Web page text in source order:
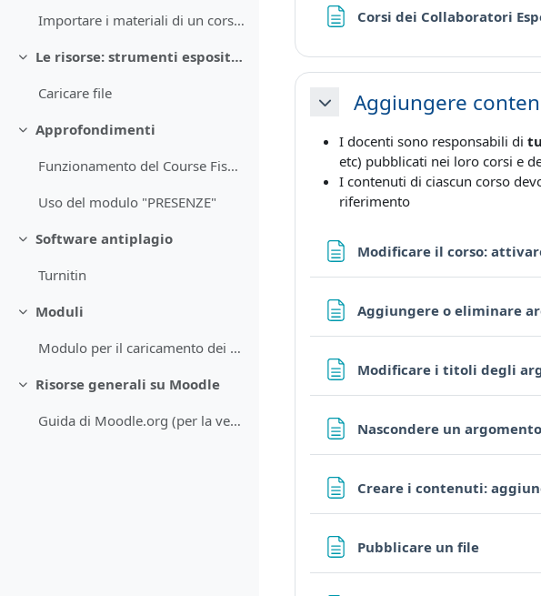
Importare i materiali di un corso in un altro
Minimizza
Le risorse: strumenti espositivi
Caricare file
Minimizza
Approfondimenti
Funzionamento del Course Fisher
Uso del modulo "PRESENZE"
Minimizza
Software antiplagio
Turnitin
Minimizza
Moduli
Modulo per il caricamento dei corsi CEL
Minimizza
Risorse generali su Moodle
Guida di Moodle.org (per la versione attualmente in uso)
Corsi dei Collaboratori
MinimizzaAggiungere
I docenti sono responsabili di
etc) pubblicati nei loro corsi e
I contenuti di ciascun corso
riferimento
Modificare il corso:
Aggiungere o eliminare
Modificare i titoli degli
Nascondere un argomento
Creare i contenuti:
Pubblicare un filePagina